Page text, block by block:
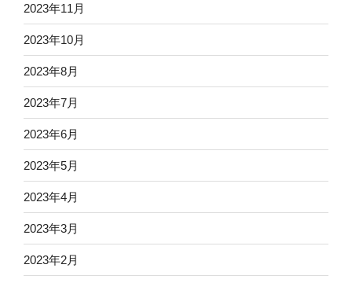
2023年11月
2023年10月
2023年8月
2023年7月
2023年6月
2023年5月
2023年4月
2023年3月
2023年2月